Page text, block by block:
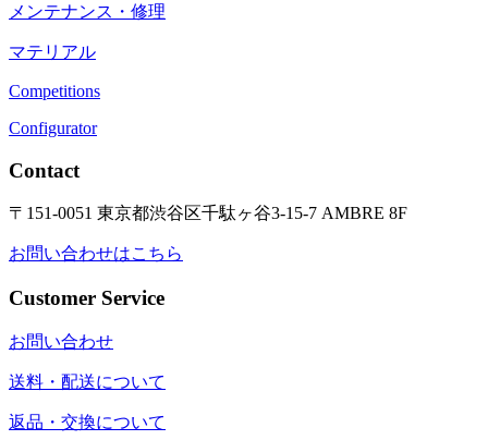
メンテナンス・修理
マテリアル
Competitions
Configurator
Contact
〒151-0051 東京都渋谷区千駄ヶ谷3-15-7 AMBRE 8F
お問い合わせはこちら
Customer Service
お問い合わせ
送料・配送について
返品・交換について